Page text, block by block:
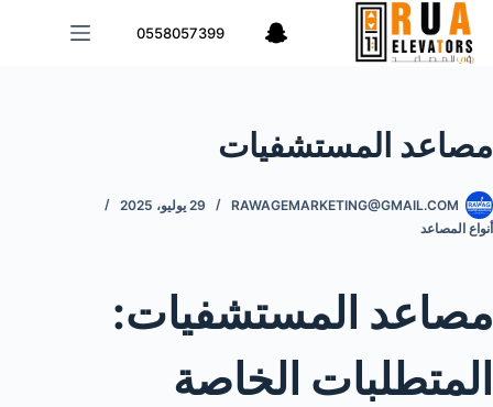
التجاوز
إلى
المحتوى
0558057399
مصاعد المستشفيات
RAWAGEMARKETING@GMAIL.COM
29 يوليو، 2025
أنواع المصاعد
مصاعد المستشفيات:
المتطلبات الخاصة